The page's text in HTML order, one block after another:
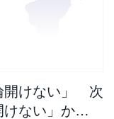
開けない」 次
けない」か…